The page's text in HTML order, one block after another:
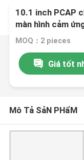
10.1 inch PCAP
màn hình cảm
đầu vào
MOQ：2 pieces
Giá tốt
Mô Tả SảN PHẩM